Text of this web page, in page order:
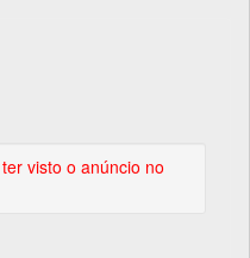
visto o anúncio no